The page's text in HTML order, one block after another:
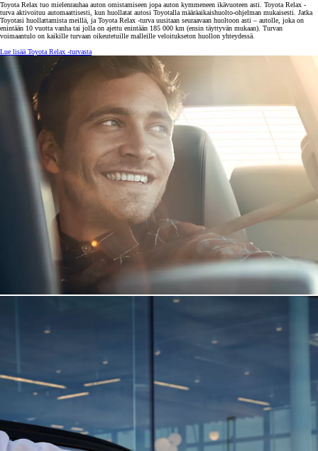
Toyota Relax tuo mielenrauhaa auton omistamiseen jopa auton kymmeneen ikävuoteen asti. Toyota Relax -
turva aktivoituu automaattisesti, kun huollatat autosi Toyotalla määräaikaishuolto-ohjelman mukaisesti. Jatka
Toyotasi huollattamista meillä, ja Toyota Relax -turva uusitaan seuraavaan huoltoon asti – autolle, joka on
enintään 10 vuotta vanha tai jolla on ajettu enintään 185 000 km (ensin täyttyvän mukaan). Turvan
voimaantulo on kaikille turvaan oikeutetuille malleille veloitukseton huollon yhteydessä.
Lue lisää Toyota Relax -turvasta